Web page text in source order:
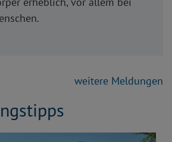
weitere Meldungen